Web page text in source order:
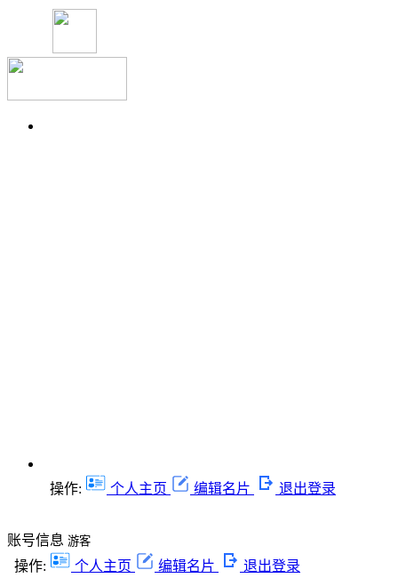
操作: 个人主页 编辑名片 退出登录
账号信息 游客
操作: 个人主页 编辑名片 退出登录